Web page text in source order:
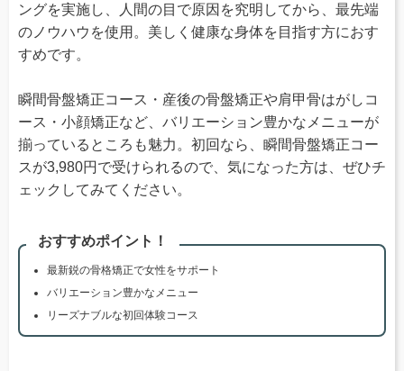
ングを実施し、人間の目で原因を究明してから、最先端
のノウハウを使用。美しく健康な身体を目指す方におす
すめです。
瞬間骨盤矯正コース・産後の骨盤矯正や肩甲骨はがしコ
ース・小顔矯正など、バリエーション豊かなメニューが
揃っているところも魅力。初回なら、瞬間骨盤矯正コー
スが3,980円で受けられるので、気になった方は、ぜひチ
ェックしてみてください。
おすすめポイント！
最新鋭の骨格矯正で女性をサポート
バリエーション豊かなメニュー
リーズナブルな初回体験コース